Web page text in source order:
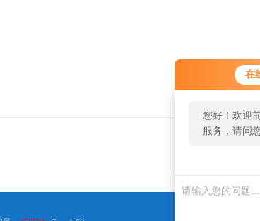
在
您好！欢迎
服务，请问